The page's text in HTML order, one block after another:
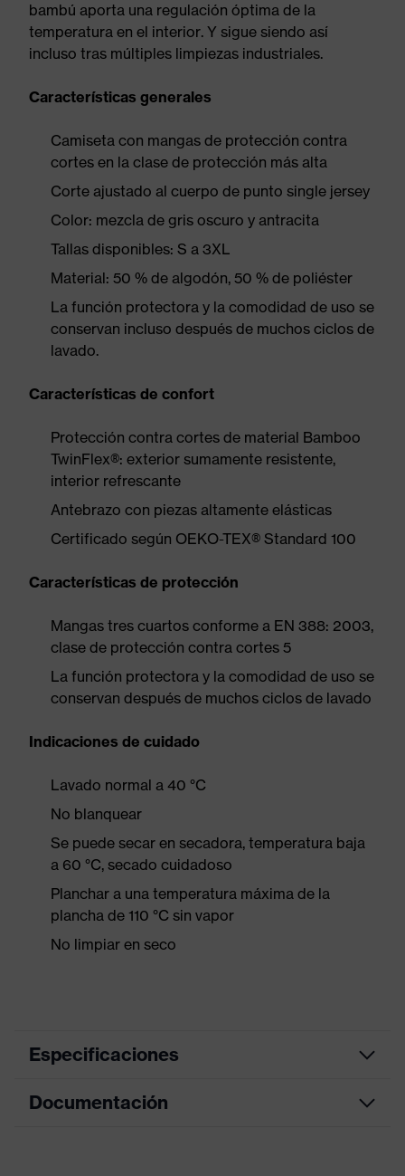
bambú aporta una regulación óptima de la
temperatura en el interior. Y sigue siendo así
incluso tras múltiples limpiezas industriales.
Características generales
Camiseta con mangas de protección contra
cortes en la clase de protección más alta
Corte ajustado al cuerpo de punto single jersey
Color: mezcla de gris oscuro y antracita
Tallas disponibles: S a 3XL
Material: 50 % de algodón, 50 % de poliéster
La función protectora y la comodidad de uso se
conservan incluso después de muchos ciclos de
lavado.
Características de confort
Protección contra cortes de material Bamboo
TwinFlex®: exterior sumamente resistente,
interior refrescante
Antebrazo con piezas altamente elásticas
Certificado según OEKO-TEX® Standard 100
Características de protección
Mangas tres cuartos conforme a EN 388: 2003,
clase de protección contra cortes 5
La función protectora y la comodidad de uso se
conservan después de muchos ciclos de lavado
Indicaciones de cuidado
Lavado normal a 40 °C
No blanquear
Se puede secar en secadora, temperatura baja
a 60 °C, secado cuidadoso
Planchar a una temperatura máxima de la
plancha de 110 °C sin vapor
No limpiar en seco
Especificaciones
Color de
Documentación